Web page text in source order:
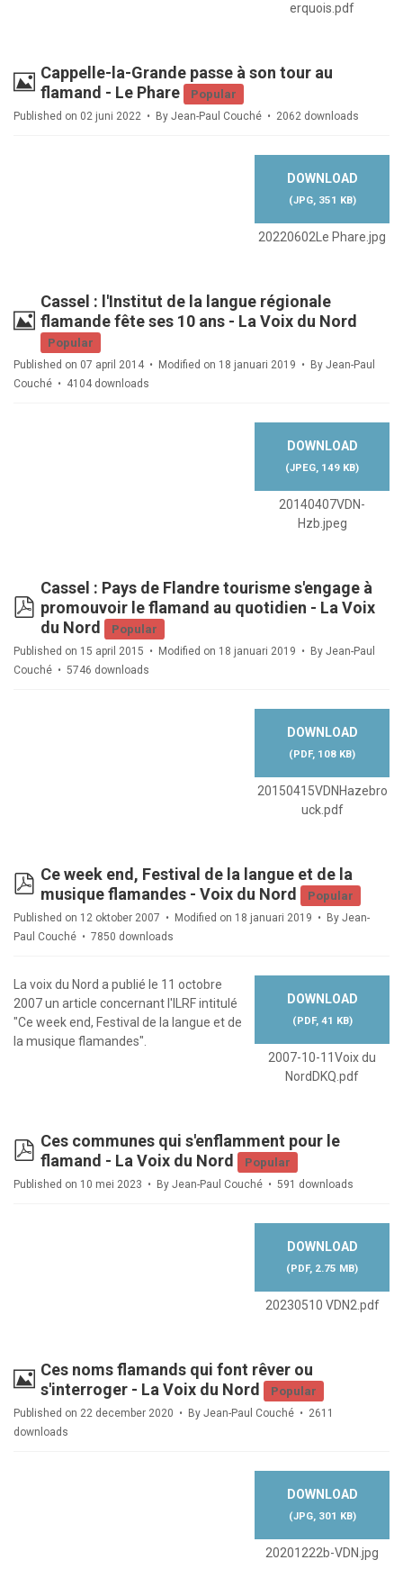
erquois.pdf
Image
Cappelle-la-Grande passe à son tour au
flamand - Le Phare
Popular
Published on 02 juni 2022 By Jean-Paul Couché 2062 downloads
DOWNLOAD
(JPG, 351 KB)
20220602Le Phare.jpg
Image
Cassel : l'Institut de la langue régionale
flamande fête ses 10 ans - La Voix du Nord
Popular
Published on 07 april 2014 Modified on 18 januari 2019 By Jean-Paul
Couché
4104 downloads
DOWNLOAD
(JPEG, 149 KB)
20140407VDN-
Hzb.jpeg
pdf
Cassel : Pays de Flandre tourisme s'engage à
promouvoir le flamand au quotidien - La Voix
du Nord
Popular
Published on 15 april 2015 Modified on 18 januari 2019 By Jean-Paul
Couché
5746 downloads
DOWNLOAD
(PDF, 108 KB)
20150415VDNHazebro
uck.pdf
pdf
Ce week end, Festival de la langue et de la
musique flamandes - Voix du Nord
Popular
Published on 12 oktober 2007 Modified on 18 januari 2019 By Jean-
Paul Couché
7850 downloads
DOWNLOAD
(PDF, 41 KB)
2007-10-11Voix du
NordDKQ.pdf
La voix du Nord a publié le 11 octobre
2007 un article concernant l'ILRF intitulé
"Ce week end, Festival de la langue et de
la musique flamandes".
pdf
Ces communes qui s'enflamment pour le
flamand - La Voix du Nord
Popular
Published on 10 mei 2023 By Jean-Paul Couché 591 downloads
DOWNLOAD
(PDF, 2.75 MB)
20230510 VDN2.pdf
Image
Ces noms flamands qui font rêver ou
s'interroger - La Voix du Nord
Popular
Published on 22 december 2020 By Jean-Paul Couché
2611
downloads
DOWNLOAD
(JPG, 301 KB)
20201222b-VDN.jpg